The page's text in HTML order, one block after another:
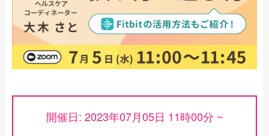
開催日: 2023年07月05日 11時00分 ~